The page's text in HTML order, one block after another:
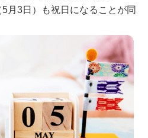
月3日）も祝日になることが同